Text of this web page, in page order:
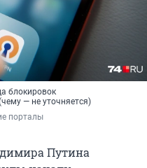
блокировок
— не уточняется)
порталы
Путина